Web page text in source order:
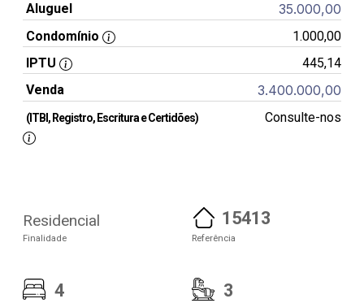
Aluguel 35.000,00
Condomínio
1.000,00
IPTU
445,14
Venda
3.400.000,00
(ITBI, Registro, Escritura e Certidões) Consulte-nos
Residencial
Finalidade
15413
Referência
4 3